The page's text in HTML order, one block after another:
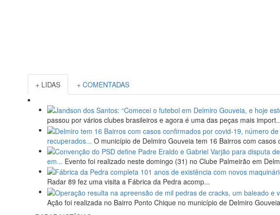
+ LIDAS + COMENTADAS
passou por vários clubes brasileiros e agora é uma das peças mais
recuperados... O município de Delmiro Gouveia tem 16 Bairros com casos
em... Evento foi realizado neste domingo (31) no Clube Palmeirão em
Radar 89 fez uma visita a Fábrica da Pedra acomp...
Ação foi realizada no Bairro Ponto Chique no município de Delmiro